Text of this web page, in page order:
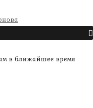
в ближайшее время